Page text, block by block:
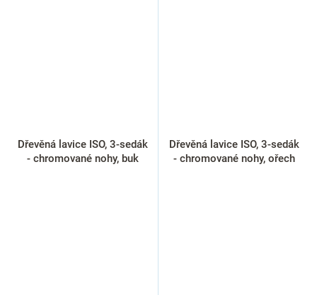
Dřevěná lavice ISO, 3-sedák
- chromované nohy, buk
Dřevěná lavice ISO, 3-sedák
- chromované nohy, ořech